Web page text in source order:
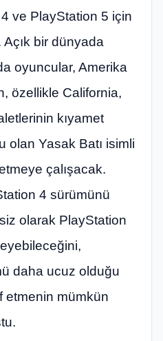
ve PlayStation 5 için
bir dünyada
oyuncular, Amerika
özellikle California,
kıyamet
olan Yasak Batı isimli
çalışacak.
4 sürümünü
olarak PlayStation
daha ucuz olduğu
etmenin mümkün